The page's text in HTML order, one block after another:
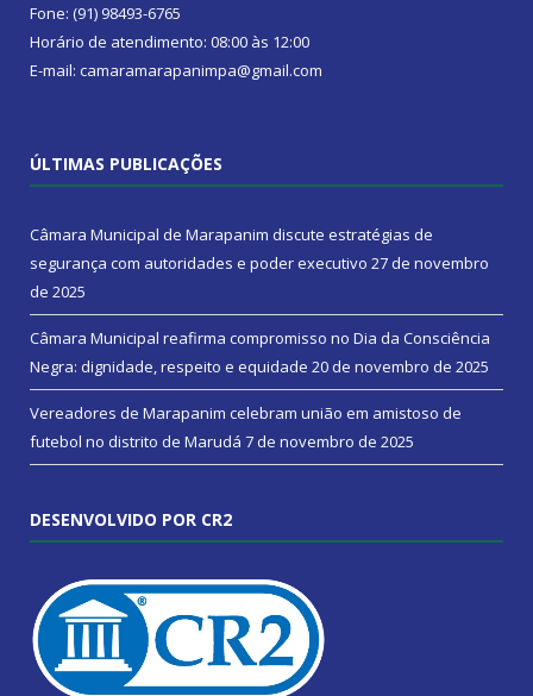
Fone: (91) 98493-6765
Horário de atendimento: 08:00 às 12:00
E-mail: camaramarapanimpa@gmail.com
ÚLTIMAS PUBLICAÇÕES
Câmara Municipal de Marapanim discute estratégias de
segurança com autoridades e poder executivo 27 de novembro
de 2025
Câmara Municipal reafirma compromisso no Dia da Consciência
Negra: dignidade, respeito e equidade 20 de novembro de 2025
Vereadores de Marapanim celebram união em amistoso de
futebol no distrito de Marudá 7 de novembro de 2025
DESENVOLVIDO POR CR2